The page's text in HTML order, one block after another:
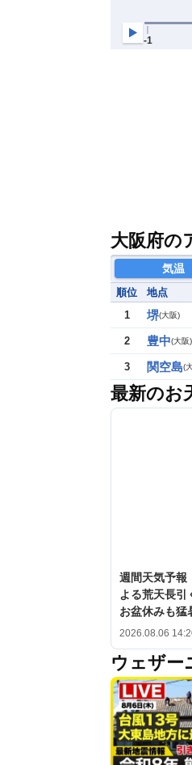
大阪府の
気温
順位 地点
1
堺(大阪)
2 豊中(大阪)
3 関空島(
最新のお
週間天気予
よる荒天長
お盆休みも猛
2026.08.06
ウェザー